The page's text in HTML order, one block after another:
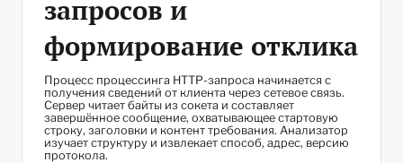
запросов и
формирование отклика
Процесс процессинга HTTP-запроса начинается с
получения сведений от клиента через сетевое связь.
Сервер читает байты из сокета и составляет
завершённое сообщение, охватывающее стартовую
строку, заголовки и контент требования. Анализатор
изучает структуру и извлекает способ, адрес, версию
протокола.